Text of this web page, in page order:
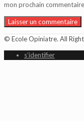
mon prochain
© Ecole Opiniatre. All
s’identifier